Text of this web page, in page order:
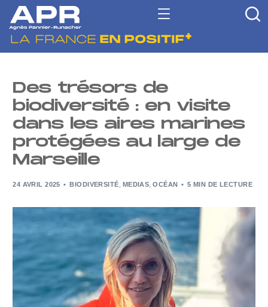
Des trésors de
biodiversité : en visite
dans les aires marines
protégées au large de
Marseille
24 AVRIL 2025 BIODIVERSITÉ MEDIAS ,OCÉAN 5 MIN DE LECTURE